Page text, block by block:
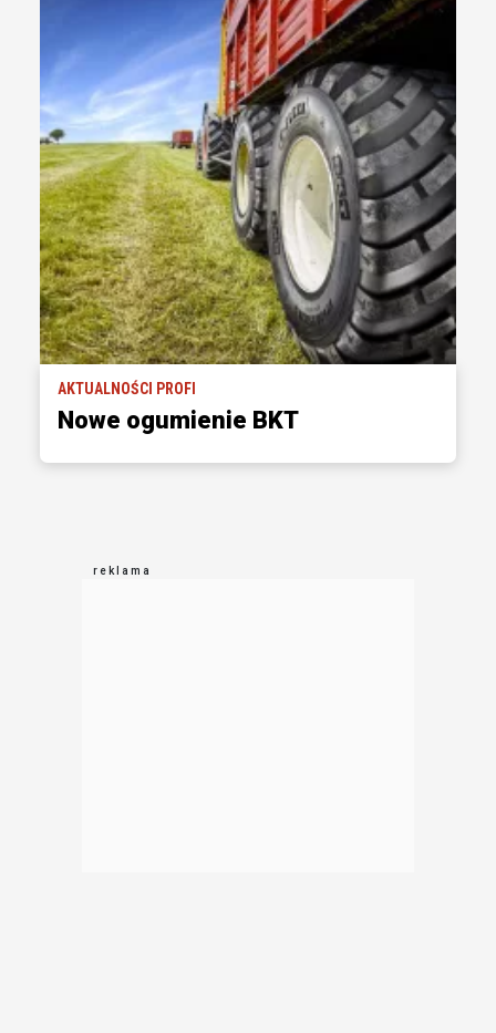
AKTUALNOŚCI PROFI
Nowe ogumienie BKT